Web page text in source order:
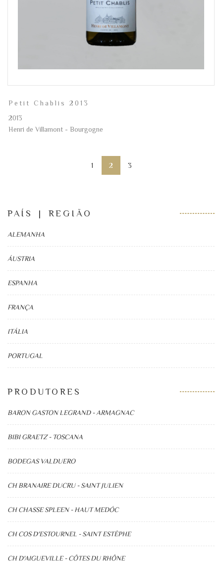
Petit Chablis 2013
2013
Henri de Villamont - Bourgogne
1 2 3
PAÍS | REGIÃO
ALEMANHA
ÁUSTRIA
ESPANHA
FRANÇA
ITÁLIA
PORTUGAL
PRODUTORES
BARON GASTON LEGRAND - ARMAGNAC
BIBI GRAETZ - TOSCANA
BODEGAS VALDUERO
CH BRANAIRE DUCRU - SAINT JULIEN
CH CHASSE SPLEEN - HAUT MEDÓC
CH COS D'ESTOURNEL - SAINT ESTÈPHE
CH D'AIGUEVILLE - CÔTES DU RHÔNE